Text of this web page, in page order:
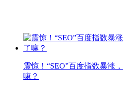
震惊！“SEO”百度指数暴涨
嘛？